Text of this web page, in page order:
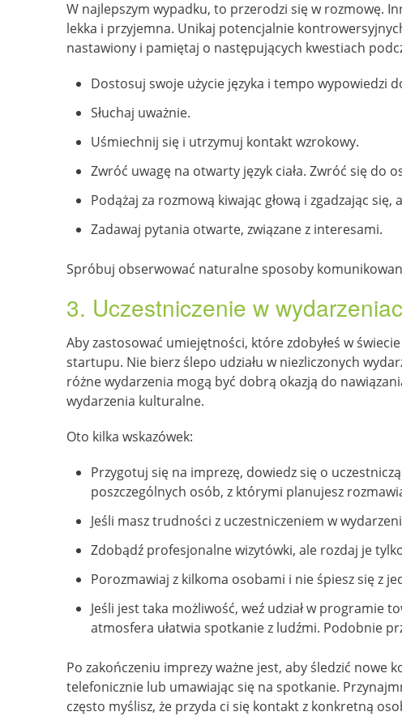
W najlepszym wypadku, to przerodzi się w rozmowę.
lekka i przyjemna. Unikaj potencjalnie
nastawiony i pamiętaj o następujących kwestiach
Dostosuj swoje użycie języka i tempo wypowiedzi
Słuchaj uważnie.
Uśmiechnij się i utrzymuj kontakt wzrokowy.
Zwróć uwagę na otwarty język ciała. Zwróć się do
Podążaj za rozmową kiwając głową i zgadzając się,
Zadawaj pytania otwarte, związane z interesami.
Spróbuj obserwować naturalne sposoby
3. Uczestniczenie w
Aby zastosować umiejętności, które zdobyłeś w
startupu. Nie bierz ślepo udziału w niezliczonych
różne wydarzenia mogą być dobrą okazją do
wydarzenia kulturalne.
Oto kilka wskazówek:
Przygotuj się na imprezę, dowiedz się o
poszczególnych osób, z którymi planujesz
Jeśli masz trudności z uczestniczeniem w
Zdobądź profesjonalne wizytówki, ale rozdaj je
Porozmawiaj z kilkoma osobami i nie śpiesz się z
Jeśli jest taka możliwość, weź udział w programie
atmosfera ułatwia spotkanie z ludźmi. Podobnie
Po zakończeniu imprezy ważne jest, aby śledzić nowe
telefonicznie lub umawiając się na spotkanie.
często myślisz, że przyda ci się kontakt z konkretną